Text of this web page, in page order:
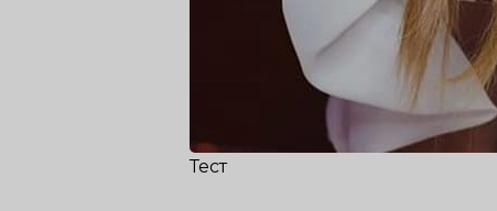
Тест